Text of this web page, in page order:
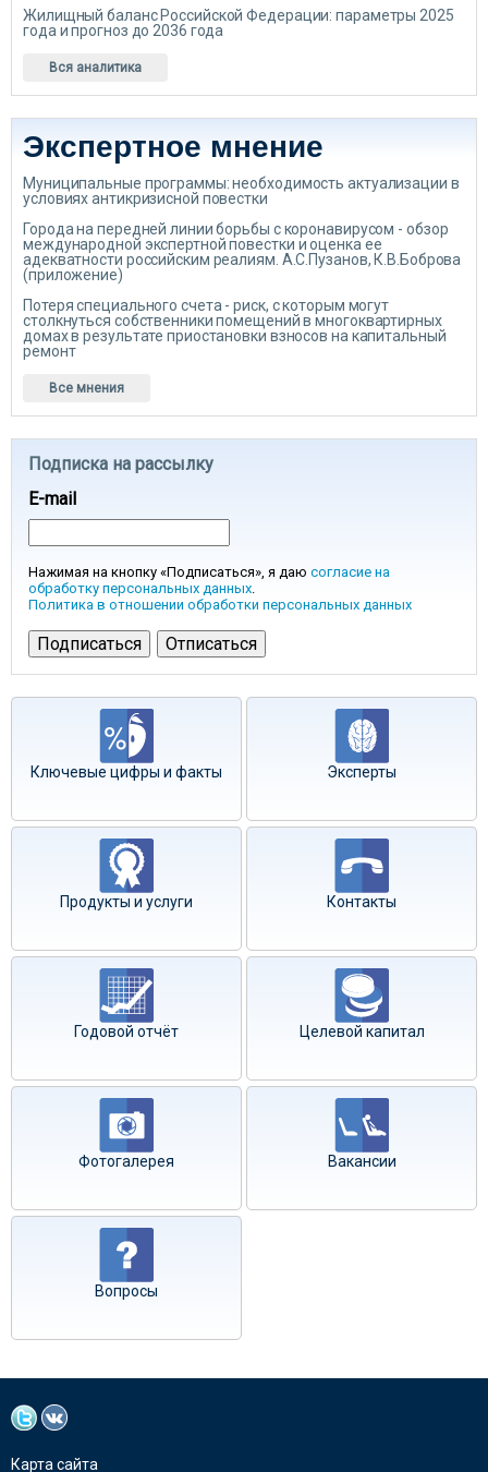
Жилищный баланс Российской Федерации: параметры 2025
года и прогноз до 2036 года
Вся аналитика
Экспертное мнение
Муниципальные программы: необходимость актуализации в
условиях антикризисной повестки
Города на передней линии борьбы с коронавирусом - обзор
международной экспертной повестки и оценка ее
адекватности российским реалиям. А.С.Пузанов, К.В.Боброва
(приложение)
Потеря специального счета - риск, с которым могут
столкнуться собственники помещений в многоквартирных
домах в результате приостановки взносов на капитальный
ремонт
Все мнения
Подписка на рассылку
E-mail
Нажимая на кнопку «Подписаться», я даю согласие на
обработку персональных данных.
Политика в отношении обработки персональных данных
Ключевые цифры и факты Эксперты
Продукты и услуги Контакты
Годовой отчёт Целевой капитал
Фотогалерея Вакансии
Вопросы
Карта сайта